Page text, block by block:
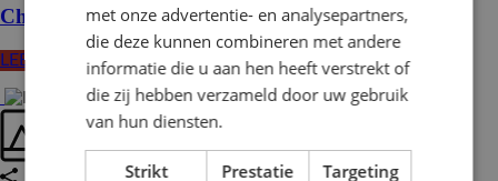
Cheeseburger met champignons & piccalillymayo
LEES MEER
met onze advertentie- en analysepartners,
die deze kunnen combineren met andere
informatie die u aan hen heeft verstrekt of
die zij hebben verzameld door uw gebruik
van hun diensten.
Strikt
Prestatie Targeting